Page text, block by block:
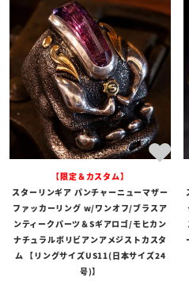
商品タイプ
全ての商品
予約
カテゴリ
ブランド
在庫の有無
在庫あり
【限定＆カスタム】
スターリンギア パンチャーニューマザー
ファッカーリング w/ワンオフ/ブラスア
ンティークパーツ＆Sギアロゴ/モヒカン
ナチュラルボリビアンアメジストカスタ
ム 【リングサイズUS11(日本サイズ24
号)】